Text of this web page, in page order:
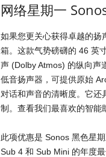
网络星期一
如果您更关心获得卓越的扬
箱。这款气势磅礴的 46 英
声 (Dolby Atmos) 的纵向声
低音扬声器，可提供原始
对话和声音的清晰度。它
制。查看我们最喜欢的智能
此项优惠是 Sonos 黑色星
Sub 4 和 Sub Mini 的年度